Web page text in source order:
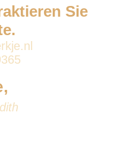
Sie